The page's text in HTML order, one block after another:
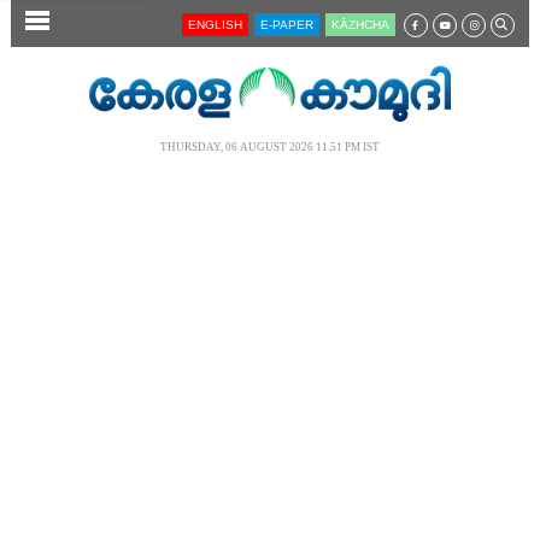
SECTIONS ENGLISH E-PAPER KĀZHCHA
THURSDAY, 06 AUGUST 2026 11.51 PM IST